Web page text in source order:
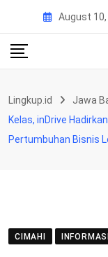
content
August 10,
Lingkup.id Jawa
Kelas, inDrive
Pertumbuhan Bisnis
CIMAHI INFORMASI